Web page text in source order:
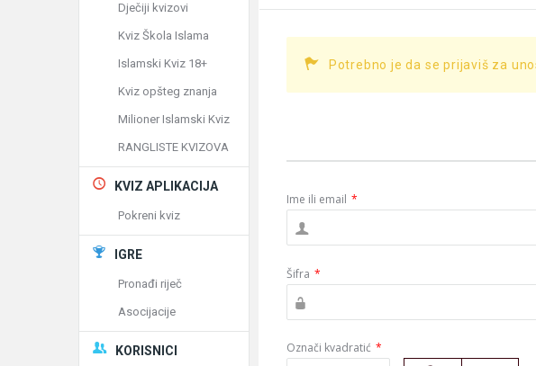
Potrebno je da se prijaviš za
Ime ili email *
Šifra *
Označi kvadratić *
Dječiji kvizovi
Kviz Škola Islama
Islamski Kviz 18+
Kviz opšteg znanja
Milioner Islamski Kviz
RANGLISTE KVIZOVA
KVIZ APLIKACIJA
Pokreni kviz
IGRE
Pronađi riječ
Asocijacije
KORISNICI